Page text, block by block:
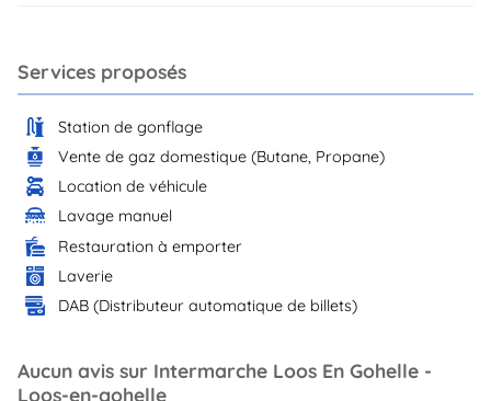
Services proposés
Station de gonflage
Vente de gaz domestique (Butane, Propane)
Location de véhicule
Lavage manuel
Restauration à emporter
Laverie
DAB (Distributeur automatique de billets)
Aucun avis sur Intermarche Loos En Gohelle -
Loos-en-gohelle